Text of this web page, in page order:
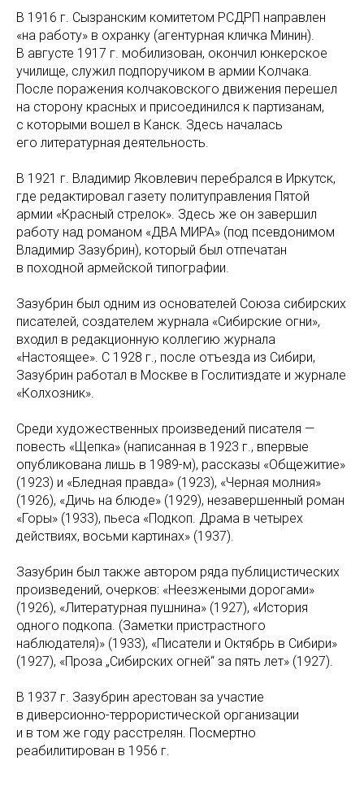
В 1916 г. Сызранским комитетом РСДРП направлен
«на работу» в охранку (агентурная кличка Минин).
В августе 1917 г. мобилизован, окончил юнкерское
училище, служил подпоручиком в армии Колчака.
После поражения колчаковского движения перешел
на сторону красных и присоединился к партизанам,
с которыми вошел в Канск. Здесь началась
его литературная деятельность.
В 1921 г. Владимир Яковлевич перебрался в Иркутск,
где редактировал газету политуправления Пятой
армии «Красный стрелок». Здесь же он завершил
работу над романом «ДВА МИРА» (под псевдонимом
Владимир Зазубрин), который был отпечатан
в походной армейской типографии.
Зазубрин был одним из основателей Союза сибирских
писателей, создателем журнала «Сибирские огни»,
входил в редакционную коллегию журнала
«Настоящее». С 1928 г., после отъезда из Сибири,
Зазубрин работал в Москве в Гослитиздате и журнале
«Колхозник».
Среди художественных произведений писателя —
повесть «Щепка» (написанная в 1923 г., впервые
опубликована лишь в 1989-м), рассказы «Общежитие»
(1923) и «Бледная правда» (1923), «Черная молния»
(1926), «Дичь на блюде» (1929), незавершенный роман
«Горы» (1933), пьеса «Подкоп. Драма в четырех
действиях, восьми картинах» (1937).
Зазубрин был также автором ряда публицистических
произведений, очерков: «Неезжеными дорогами»
(1926), «Литературная пушнина» (1927), «История
одного подкопа. (Заметки пристрастного
наблюдателя)» (1933), «Писатели и Октябрь в Сибири»
(1927), «Проза „Сибирских огней“ за пять лет» (1927).
В 1937 г. Зазубрин арестован за участие
в диверсионно-террористической организации
и в том же году расстрелян. Посмертно
реабилитирован в 1956 г.